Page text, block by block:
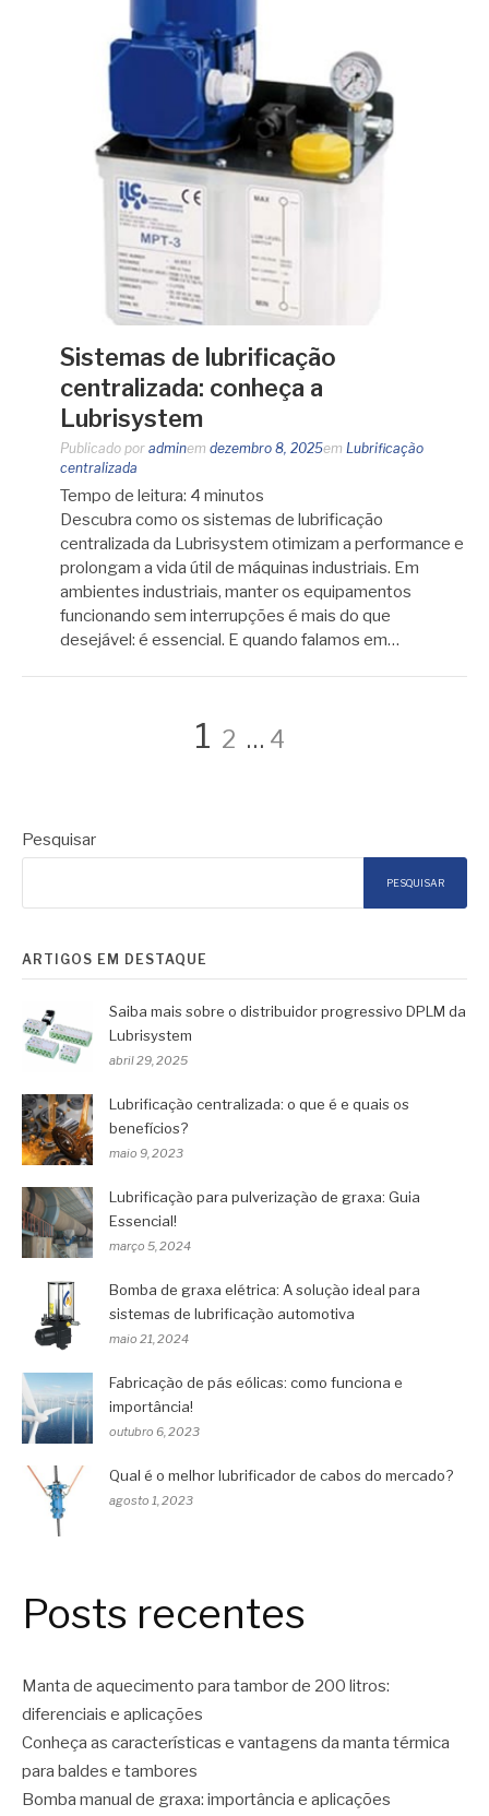
Sistemas de lubrificação
centralizada: conheça a
Lubrisystem
Publicado por adminem dezembro 8, 2025em Lubrificação
centralizada
Tempo de leitura: 4 minutos
Descubra como os sistemas de lubrificação
centralizada da Lubrisystem otimizam a performance e
prolongam a vida útil de máquinas industriais. Em
ambientes industriais, manter os equipamentos
funcionando sem interrupções é mais do que
desejável: é essencial. E quando falamos em…
Paginação
de
posts
Página
1 Página
2 … Página
4
Pesquisar
PESQUISAR
ARTIGOS EM DESTAQUE
Saiba mais sobre o distribuidor progressivo DPLM da
Lubrisystem
abril 29, 2025
Lubrificação centralizada: o que é e quais os
benefícios?
maio 9, 2023
Lubrificação para pulverização de graxa: Guia
Essencial!
março 5, 2024
Bomba de graxa elétrica: A solução ideal para
sistemas de lubrificação automotiva
maio 21, 2024
Fabricação de pás eólicas: como funciona e
importância!
outubro 6, 2023
Qual é o melhor lubrificador de cabos do mercado?
agosto 1, 2023
Posts recentes
Manta de aquecimento para tambor de 200 litros:
diferenciais e aplicações
Conheça as características e vantagens da manta térmica
para baldes e tambores
Bomba manual de graxa: importância e aplicações